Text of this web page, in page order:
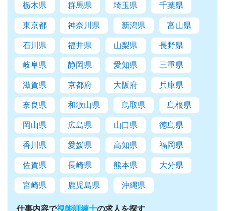
栃木県 群馬県 埼玉県 千葉県
東京都 神奈川県 新潟県 富山県
石川県 福井県 山梨県 長野県
岐阜県 静岡県 愛知県 三重県
滋賀県 京都府 大阪府 兵庫県
奈良県 和歌山県 鳥取県 島根県
岡山県 広島県 山口県 徳島県
香川県 愛媛県 高知県 福岡県
佐賀県 長崎県 熊本県 大分県
宮崎県 鹿児島県 沖縄県
仕事内容で視能訓練士の求人を探す